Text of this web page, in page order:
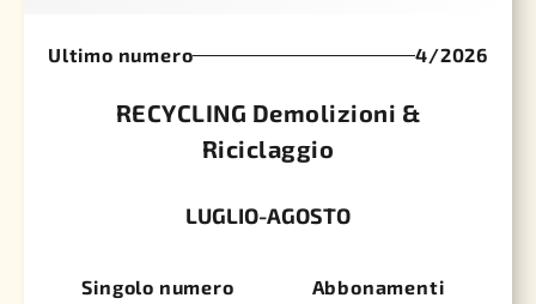
Ultimo numero 4/2026
RECYCLING Demolizioni &
Riciclaggio
LUGLIO-AGOSTO
Singolo numero
Abbonamenti